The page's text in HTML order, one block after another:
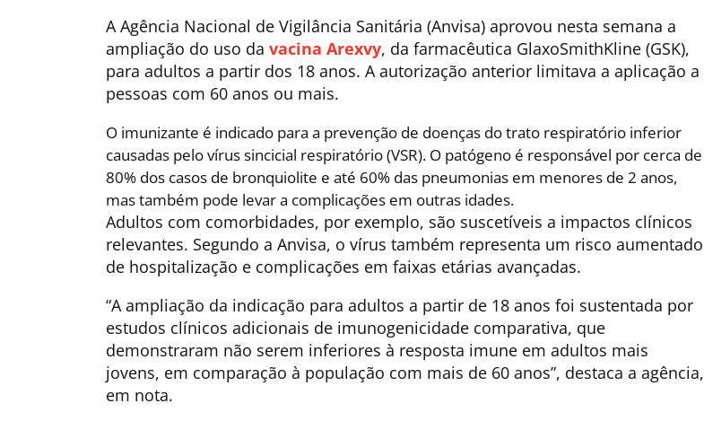
A Agência Nacional de Vigilância Sanitária (Anvisa) aprovou nesta semana a
ampliação do uso da vacina Arexvy, da farmacêutica GlaxoSmithKline (GSK),
para adultos a partir dos 18 anos. A autorização anterior limitava a aplicação a
pessoas com 60 anos ou mais.
O imunizante é indicado para a prevenção de doenças do trato respiratório inferior
causadas pelo vírus sincicial respiratório (VSR). O patógeno é responsável por cerca de
80% dos casos de bronquiolite e até 60% das pneumonias em menores de 2 anos,
mas também pode levar a complicações em outras idades.
Adultos com comorbidades, por exemplo, são suscetíveis a impactos clínicos
relevantes. Segundo a Anvisa, o vírus também representa um risco aumentado
de hospitalização e complicações em faixas etárias avançadas.
“A ampliação da indicação para adultos a partir de 18 anos foi sustentada por
estudos clínicos adicionais de imunogenicidade comparativa, que
demonstraram não serem inferiores à resposta imune em adultos mais
jovens, em comparação à população com mais de 60 anos”, destaca a agência,
em nota.